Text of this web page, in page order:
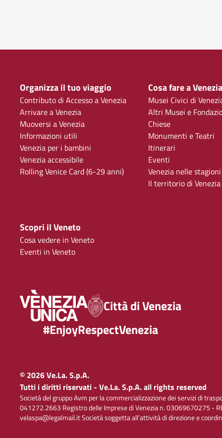
Organizza il tuo viaggio
Contributo di Accesso a Venezia
Arrivare a Venezia
Muoversi a Venezia
Informazioni utili
Venezia per i bambini
Venezia accessibile
Rolling Venice Card (6-29 anni)
Cosa fare a Venezia
Musei Civici di
Altri Musei e
Chiese
Monumenti e Teatri
Itinerari
Eventi
Venezia nelle stagioni
Il territorio di Venezia
Scopri il Veneto
Cosa vedere in Veneto
Eventi in Veneto
Città di Venezia
#EnjoyRespectVenezia
© 2026 Ve.La. S.p.A.
Tutti i diritti riservati - Ve.La. S.p.A. all rights reserved
Società del gruppo Avm per la commercializzazione dei servizi di
041272.2663 Registro delle Imprese di Venezia n. 03069670275 -
velaspa@legalmail.it Società soggetta all’attività di direzione e